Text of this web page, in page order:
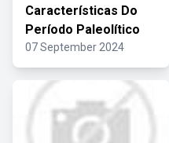
Características Do
Período Paleolítico
07 September 2024